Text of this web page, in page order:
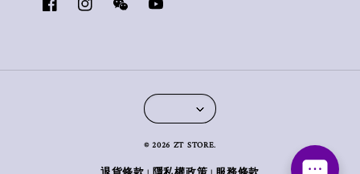
© 2026 ZT STORE.